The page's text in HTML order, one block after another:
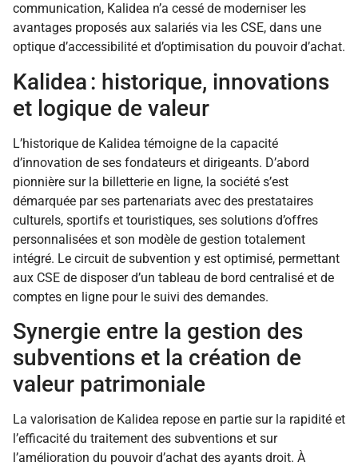
communication, Kalidea n’a cessé de moderniser les
avantages proposés aux salariés via les CSE, dans une
optique d’accessibilité et d’optimisation du pouvoir d’achat.
Kalidea : historique, innovations
et logique de valeur
L’historique de Kalidea témoigne de la capacité
d’innovation de ses fondateurs et dirigeants. D’abord
pionnière sur la billetterie en ligne, la société s’est
démarquée par ses partenariats avec des prestataires
culturels, sportifs et touristiques, ses solutions d’offres
personnalisées et son modèle de gestion totalement
intégré. Le circuit de subvention y est optimisé, permettant
aux CSE de disposer d’un tableau de bord centralisé et de
comptes en ligne pour le suivi des demandes.
Synergie entre la gestion des
subventions et la création de
valeur patrimoniale
La valorisation de Kalidea repose en partie sur la rapidité et
l’efficacité du traitement des subventions et sur
l’amélioration du pouvoir d’achat des ayants droit. À